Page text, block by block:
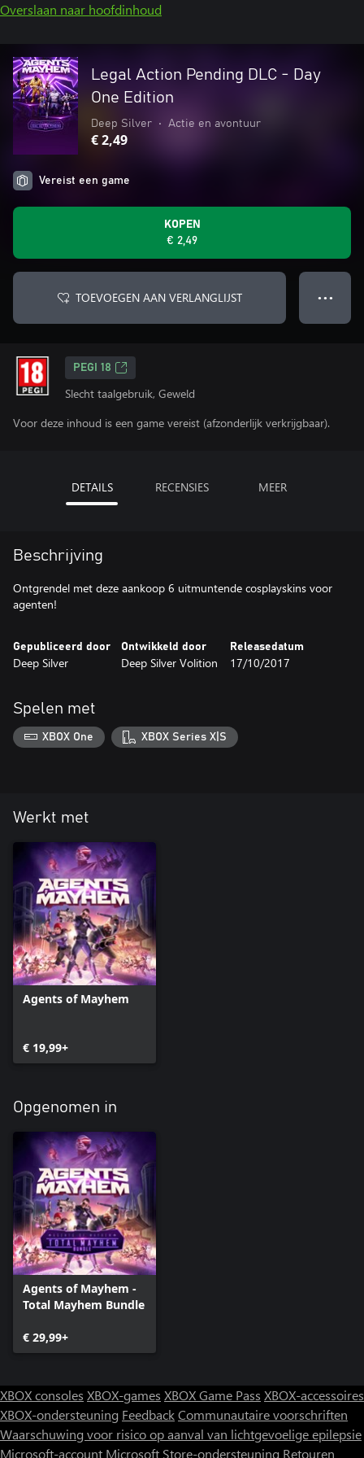
Overslaan naar hoofdinhoud
Legal Action Pending DLC - Day
One Edition
Deep Silver • Actie en avontuur
€ 2,49
Vereist een game
KOPEN
€ 2,49
TOEVOEGEN AAN VERLANGLIJST ● ● ●
PEGI 18
Slecht taalgebruik, Geweld
Voor deze inhoud is een game vereist (afzonderlijk verkrijgbaar).
DETAILS RECENSIES MEER
Beschrijving
Ontgrendel met deze aankoop 6 uitmuntende cosplayskins voor
agenten!
Gepubliceerd door
Deep Silver
Ontwikkeld door
Deep Silver Volition
Releasedatum
17/10/2017
Spelen met
XBOX One XBOX Series X|S
Werkt met
Agents of Mayhem
€ 19,99+
Opgenomen in
Agents of Mayhem -
Total Mayhem Bundle
€ 29,99+
XBOX consoles XBOX-games XBOX Game Pass XBOX-accessoires
XBOX-ondersteuning FeedbackCommunautaire voorschriften
Waarschuwing voor risico op aanval van lichtgevoelige epilepsie
Microsoft-account Microsoft Store-ondersteuning Retouren